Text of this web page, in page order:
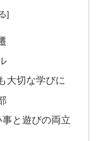
大切な学びに
と遊びの両立